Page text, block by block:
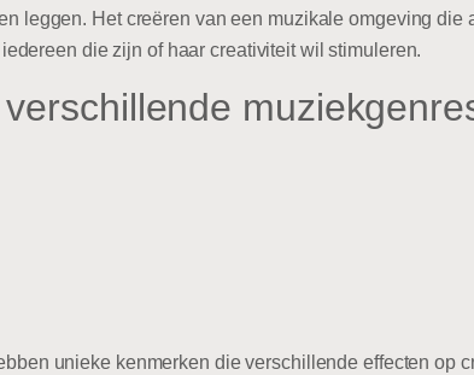
leggen. Het creëren van een muzikale omgeving die
die zijn of haar creativiteit wil stimuleren.
unieke kenmerken die verschillende effecten op